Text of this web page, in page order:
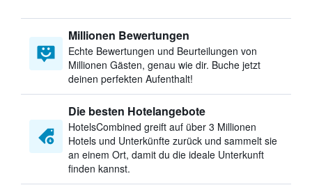
Millionen Bewertungen
Echte Bewertungen und Beurteilungen von
Millionen Gästen, genau wie dir. Buche jetzt
deinen perfekten Aufenthalt!
Die besten Hotelangebote
HotelsCombined greift auf über 3 Millionen
Hotels und Unterkünfte zurück und sammelt sie
an einem Ort, damit du die ideale Unterkunft
finden kannst.